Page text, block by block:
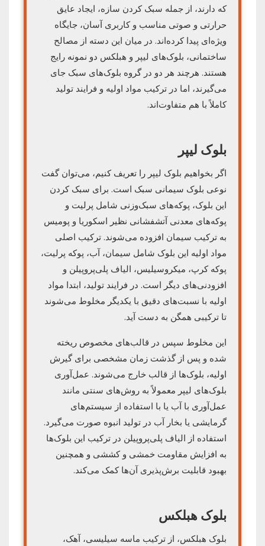
که دارند، از جمله سبک کردن سازه، ایجاد عایق
حرارتی و صوتی مناسب و کاربری آسان، جایگاه
ویژه‌ای پیدا کرده‌اند. در میان این دسته از مصالح
ساختمانی، بلوک‌های لیپر و هبلکس دو نمونه رایج
هستند. هرچند هر دو در گروه بلوک‌های سبک جای
می‌گیرند، اما در ترکیب مواد اولیه و فرایند تولید
کاملاً با هم متفاوت‌اند.
بلوک لیپر
اگر بخواهیم بلوک لیپر را تعریف کنیم، می‌توان گفت
نوعی بلوک سیمانی سبک است. برای سبک کردن
این بلوک، پوکه‌های سبک‌وزنی شامل پرلیت و
پوکه‌های معدنی آتشفشانی نظیر اسکوریا و پومیس
به ترکیب سیمان افزوده می‌شوند. ترکیب اصلی
مواد اولیه این بلوک شامل سیمان، آب، پوکه پرلیت،
پوکه کرپ، میکروسیلیس، الیاف پلی‌پروپیلن و
افزودنی‌های دیگر است. در فرایند تولید، ابتدا مواد
اولیه با نسبت‌های دقیق با یکدیگر مخلوط می‌شوند
تا ترکیبی همگن به دست آید.
این مخلوط سپس در قالب‌های مخصوص ریخته
شده و پس از گذشت زمان مشخصی برای گیرش
اولیه، بلوک‌ها از قالب خارج می‌شوند. عمل‌آوری
بلوک‌های لیپر معمولاً به روش‌های سنتی مانند
عمل‌آوری با آب یا با استفاده از سیستم‌های
گرمایشی یا بخار آب در تولید انبوه صورت می‌گیرد.
استفاده از الیاف پلی‌پروپیلن در ترکیب این بلوک‌ها
به افزایش مقاومت خمشی و کششی و همچنین
بهبود قابلیت برش‌پذیری آن‌ها کمک می‌کند.
بلوک هبلکس
بلوک هبلکس، از ترکیب ماسه سیلیسی، آهک،